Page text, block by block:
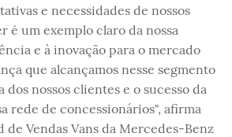
e necessidades de nossos
é um exemplo claro da nossa
e à inovação para o mercado
que alcançamos nesse segmento
dos nossos clientes e o sucesso da
rede de concessionários", afirma
de Vendas Vans da Mercedes-Benz